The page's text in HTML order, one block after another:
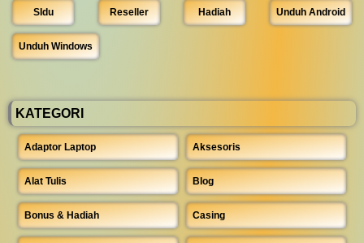
SIdu Reseller Hadiah Unduh Android
Unduh Windows
KATEGORI
Adaptor Laptop Aksesoris
Alat Tulis Blog
Bonus & Hadiah Casing